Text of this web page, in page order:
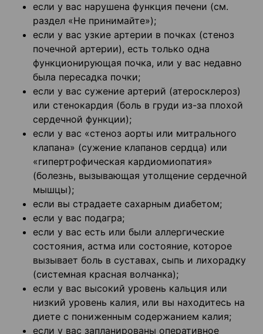
если у вас нарушена функция печени (см.
раздел «Не принимайте»);
если у вас узкие артерии в почках (стеноз
почечной артерии), есть только одна
функционирующая почка, или у вас недавно
была пересадка почки;
если у вас сужение артерий (атеросклероз)
или стенокардия (боль в груди из-за плохой
сердечной функции);
если у вас «стеноз аорты или митрального
клапана» (сужение клапанов сердца) или
«гипертрофическая кардиомиопатия»
(болезнь, вызывающая утолщение сердечной
мышцы);
если вы страдаете сахарным диабетом;
если у вас подагра;
если у вас есть или были аллергические
состояния, астма или состояние, которое
вызывает боль в суставах, сыпь и лихорадку
(системная красная волчанка);
если у вас высокий уровень кальция или
низкий уровень калия, или вы находитесь на
диете с пониженным содержанием калия;
если у вас запланированы оперативное